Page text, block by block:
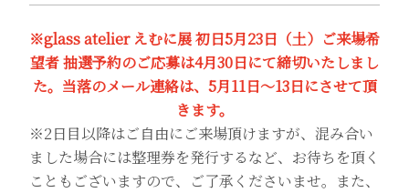
※glass atelier えむに展 初日5月23日（土）ご来場希
望者 抽選予約のご応募は4月30日にて締切いたしまし
た。当落のメール連絡は、5月11日～13日にさせて頂
きます。
※2日目以降はご自由にご来場頂けますが、混み合い
ました場合には整理券を発行するなど、お待ちを頂く
こともございますので、ご了承くださいませ。また、